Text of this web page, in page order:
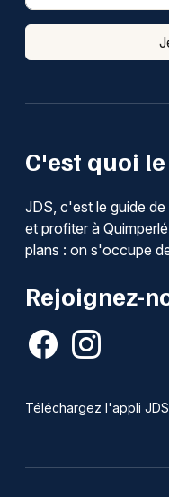
C'est quoi le
JDS, c'est le guide
et profiter à
plans : on s'occupe
Rejoignez-
Téléchargez l'appli